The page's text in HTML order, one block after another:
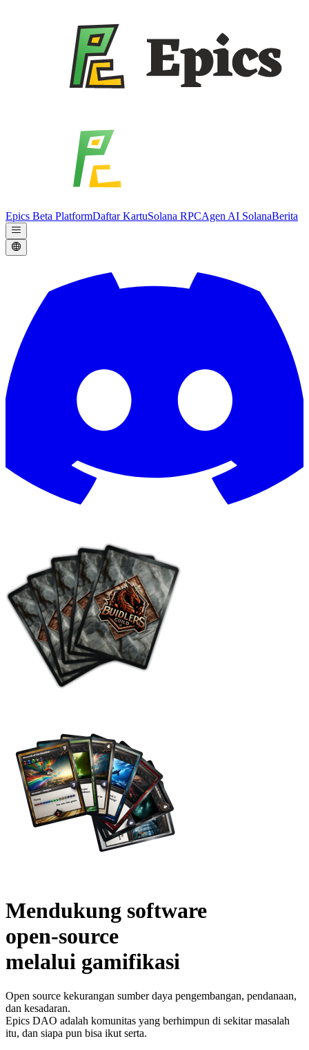
Epics Beta PlatformDaftar KartuSolana RPCAgen AI SolanaBerita
Mendukung software
open-source
melalui gamifikasi
Open source kekurangan sumber daya pengembangan, pendanaan,
dan kesadaran.
Epics DAO adalah komunitas yang berhimpun di sekitar masalah
itu, dan siapa pun bisa ikut serta.